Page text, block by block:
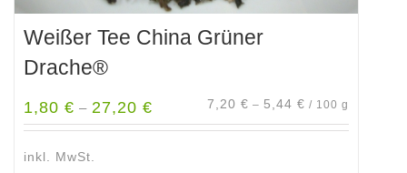
Weißer Tee China Grüner
Drache®
1,80 € – 27,20 € 7,20 € – 5,44 € / 100 g
inkl. MwSt.